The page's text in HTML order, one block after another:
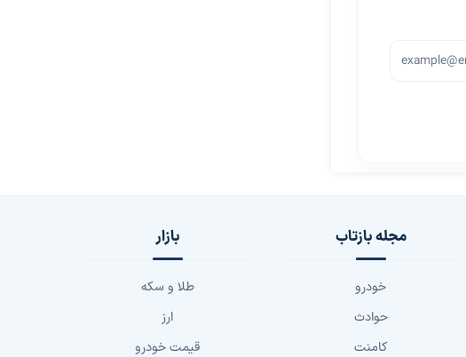
مجله بازتاب
خودرو
حوادث
کامنت
بازار
طلا و سکه
ارز
قیمت خودرو